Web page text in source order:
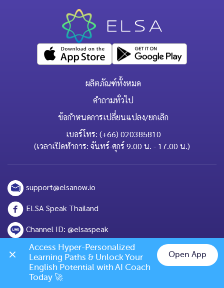
ผลิตภัณฑ์ทั้งหมด
คำถามทั่วไป
ข้อกำหนดการเปลี่ยนแปลง/ยกเลิก
เบอร์โทร: (+66) 020385810
(เวลาเปิดทำการ: จันทร์-ศุกร์ 9.00 น. - 17.00 น.)
support@elsanow.io
ELSA Speak Thailand
Channel ID: @elsaspeak
139 Old Orchard Dr, Los Gatos, CA 95032
Chat on LINE
Access Hyper-Personalized
Learning Paths & Unlock Your
English Potential with AI Coach
Today 🚀
Open App